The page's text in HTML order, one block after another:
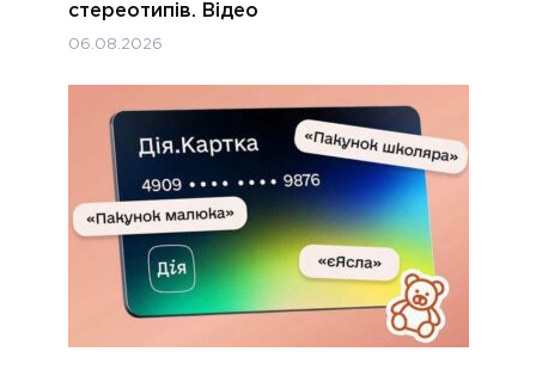
стереотипів. Відео
06.08.2026